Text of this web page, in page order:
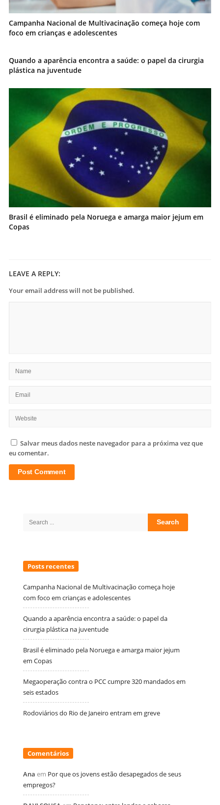
Campanha Nacional de Multivacinação começa hoje com
foco em crianças e adolescentes
Quando a aparência encontra a saúde: o papel da cirurgia
plástica na juventude
Brasil é eliminado pela Noruega e amarga maior jejum em
Copas
LEAVE A REPLY:
Your email address will not be published.
Salvar meus dados neste navegador para a próxima vez que
eu comentar.
Search
Posts recentes
Campanha Nacional de Multivacinação começa hoje
com foco em crianças e adolescentes
Quando a aparência encontra a saúde: o papel da
cirurgia plástica na juventude
Brasil é eliminado pela Noruega e amarga maior jejum
em Copas
Megaoperação contra o PCC cumpre 320 mandados em
seis estados
Rodoviários do Rio de Janeiro entram em greve
Comentários
Ana em Por que os jovens estão desapegados de seus
empregos?